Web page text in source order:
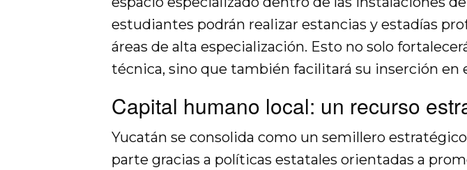
estudiantes podrán realizar estancias y estadías
áreas de alta especialización. Esto no solo
técnica, sino que también facilitará su inserción en
Capital humano local: un recurso
Yucatán se consolida como un semillero
parte gracias a políticas estatales orientadas a